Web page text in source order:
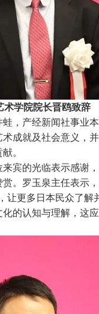
术学院院长晋鸥致辞
蛙，产经新闻社事业
成就及社会意义，
献。
宾的光临表示感谢
。罗玉泉主任表示
让更多日本民众了
的认知与理解，这